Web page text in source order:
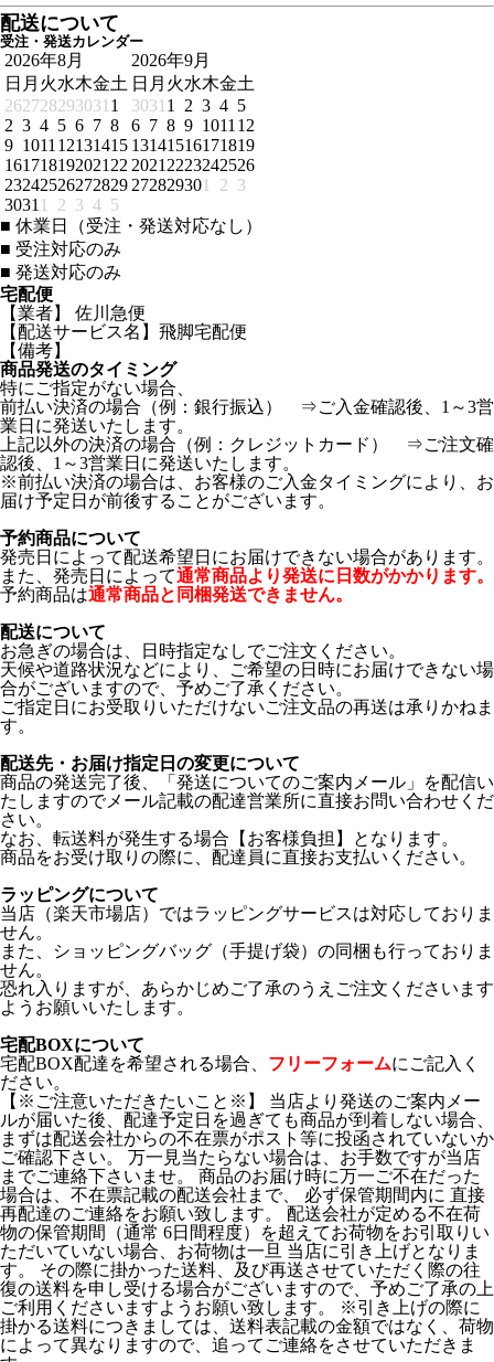
配送について
受注・発送カレンダー
2026年8月
日 月 火水木金土
262728293031 1
2 3 4 5 6 7 8
9 1011 12131415
161718192021 22
23242526272829
3031 1 2 3 4 5
2026年9月
日 月 火水木金土
3031 1 2 3 4 5
6 7 8 9 1011 12
13141516171819
2021 2223242526
272829301 2 3
■ 休業日（受注・発送対応なし）
■ 受注対応のみ
■ 発送対応のみ
宅配便
【業者】 佐川急便
【配送サービス名】飛脚宅配便
【備考】
商品発送のタイミング
特にご指定がない場合、
前払い決済の場合（例：銀行振込） ⇒ご入金確認後、1～3営
業日に発送いたします。
上記以外の決済の場合（例：クレジットカード） ⇒ご注文確
認後、1～3営業日に発送いたします。
※前払い決済の場合は、お客様のご入金タイミングにより、お
届け予定日が前後することがございます。
予約商品について
発売日によって配送希望日にお届けできない場合があります。
また、発売日によって通常商品より発送に日数がかかります。
予約商品は通常商品と同梱発送できません。
配送について
お急ぎの場合は、日時指定なしでご注文ください。
天候や道路状況などにより、ご希望の日時にお届けできない場
合がございますので、予めご了承ください。
ご指定日にお受取りいただけないご注文品の再送は承りかねま
す。
配送先・お届け指定日の変更について
商品の発送完了後、「発送についてのご案内メール」を配信い
たしますのでメール記載の配達営業所に直接お問い合わせくだ
さい。
なお、転送料が発生する場合【お客様負担】となります。
商品をお受け取りの際に、配達員に直接お支払いください。
ラッピングについて
当店（楽天市場店）ではラッピングサービスは対応しておりま
せん。
また、ショッピングバッグ（手提げ袋）の同梱も行っておりま
せん。
恐れ入りますが、あらかじめご了承のうえご注文くださいます
ようお願いいたします。
宅配BOXについて
宅配BOX配達を希望される場合、 フリーフォームにご記入く
ださい。
【※ご注意いただきたいこと※】 当店より発送のご案内メー
ルが届いた後、配達予定日を過ぎても商品が到着しない場合、
まずは配送会社からの不在票がポスト等に投函されていないか
ご確認下さい。 万一見当たらない場合は、お手数ですが当店
までご連絡下さいませ。 商品のお届け時に万一ご不在だった
場合は、不在票記載の配送会社まで、 必ず保管期間内に 直接
再配達のご連絡をお願い致します。 配送会社が定める不在荷
物の保管期間（通常 6日間程度）を超えてお荷物をお引取りい
ただいていない場合、お荷物は一旦 当店に引き上げとなりま
す。 その際に掛かった送料、及び再送させていただく際の往
復の送料を申し受ける場合がございますので、予めご了承の上
ご利用くださいますようお願い致します。 ※引き上げの際に
掛かる送料につきましては、送料表記載の金額ではなく、荷物
によって異なりますので、追ってご連絡をさせていただきま